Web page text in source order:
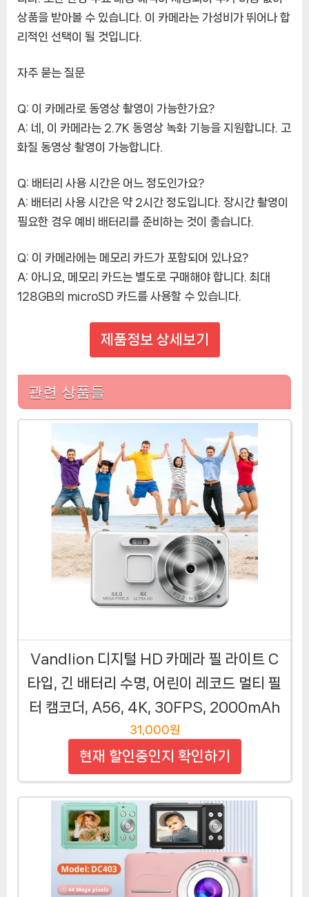
상품을 받아볼 수 있습니다. 이 카메라는 가성비가 뛰어나 합
리적인 선택이 될 것입니다.
자주 묻는 질문
Q: 이 카메라로 동영상 촬영이 가능한가요?
A: 네, 이 카메라는 2.7K 동영상 녹화 기능을 지원합니다. 고
화질 동영상 촬영이 가능합니다.
Q: 배터리 사용 시간은 어느 정도인가요?
A: 배터리 사용 시간은 약 2시간 정도입니다. 장시간 촬영이
필요한 경우 예비 배터리를 준비하는 것이 좋습니다.
Q: 이 카메라에는 메모리 카드가 포함되어 있나요?
A: 아니요, 메모리 카드는 별도로 구매해야 합니다. 최대
128GB의 microSD 카드를 사용할 수 있습니다.
제품정보 상세보기
관련 상품들
Vandlion 디지털 HD 카메라 필 라이트 C
타입, 긴 배터리 수명, 어린이 레코드 멀티 필
터 캠코더, A56, 4K, 30FPS, 2000mAh
31,000원
현재 할인중인지 확인하기